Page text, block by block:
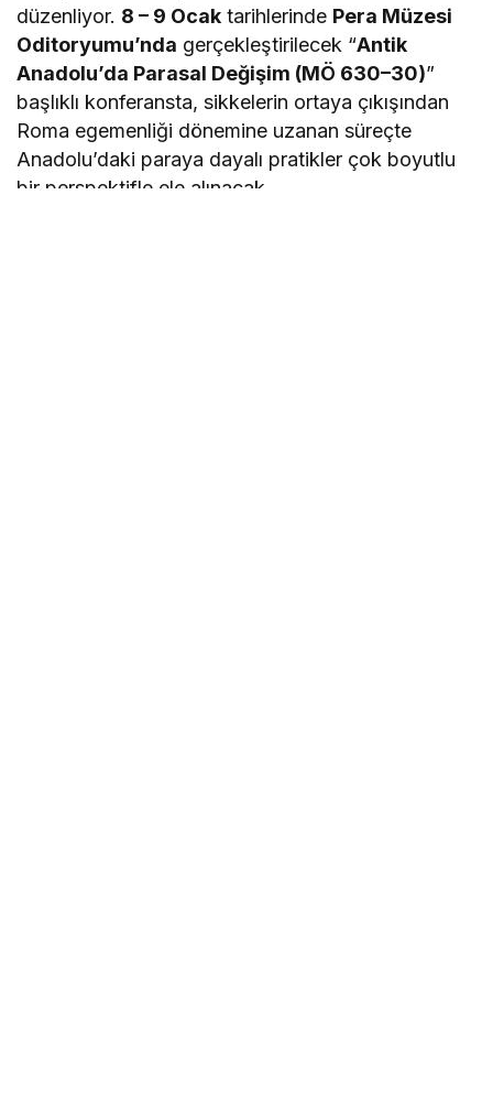
düzenliyor. 8 – 9 Ocak tarihlerinde Pera Müzesi
Oditoryumu’nda gerçekleştirilecek “Antik
Anadolu’da Parasal Değişim (MÖ 630–30)”
başlıklı konferansta, sikkelerin ortaya çıkışından
Roma egemenliği dönemine uzanan süreçte
Anadolu’daki paraya dayalı pratikler çok boyutlu
bir perspektifle ele alınacak.